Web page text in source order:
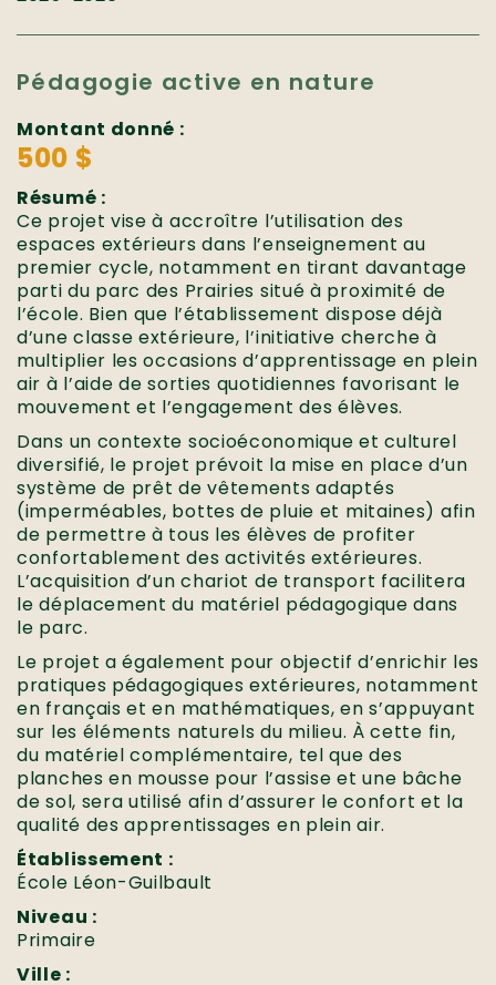
Pédagogie active en nature
Montant donné :
500 $
Résumé :
Ce projet vise à accroître l’utilisation des
espaces extérieurs dans l’enseignement au
premier cycle, notamment en tirant davantage
parti du parc des Prairies situé à proximité de
l’école. Bien que l’établissement dispose déjà
d’une classe extérieure, l’initiative cherche à
multiplier les occasions d’apprentissage en plein
air à l’aide de sorties quotidiennes favorisant le
mouvement et l’engagement des élèves.
Dans un contexte socioéconomique et culturel
diversifié, le projet prévoit la mise en place d’un
système de prêt de vêtements adaptés
(imperméables, bottes de pluie et mitaines) afin
de permettre à tous les élèves de profiter
confortablement des activités extérieures.
L’acquisition d’un chariot de transport facilitera
le déplacement du matériel pédagogique dans
le parc.
Le projet a également pour objectif d’enrichir les
pratiques pédagogiques extérieures, notamment
en français et en mathématiques, en s’appuyant
sur les éléments naturels du milieu. À cette fin,
du matériel complémentaire, tel que des
planches en mousse pour l’assise et une bâche
de sol, sera utilisé afin d’assurer le confort et la
qualité des apprentissages en plein air.
Établissement :
École Léon-Guilbault
Niveau :
Primaire
Ville :